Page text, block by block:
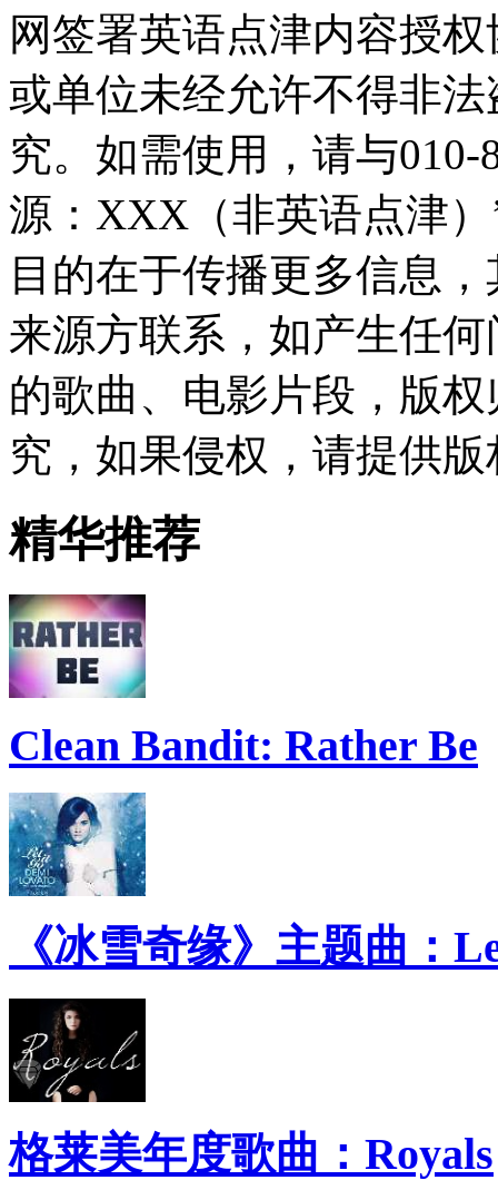
网签署英语点津内容授
或单位未经允许不得非
究。如需使用，请与010-
源：XXX（非英语点津
目的在于传播更多信息
来源方联系，如产生任
的歌曲、电影片段，版
究，如果侵权，请提供
精华推荐
Clean Bandit: Rather Be
《冰雪奇缘》主题曲：
格莱美年度歌曲：Royals